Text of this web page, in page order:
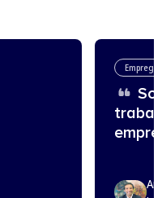
Emprego